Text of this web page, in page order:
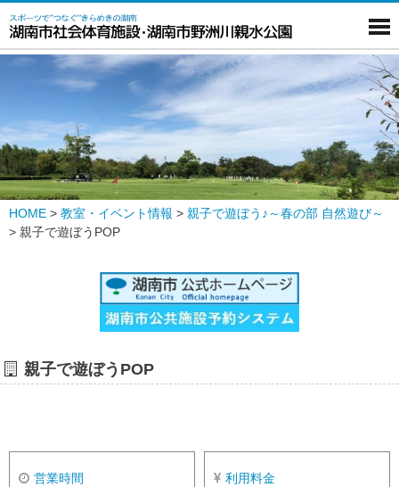
HOME > 教室・イベント情報 > 親子で遊ぼう♪～春の部 自然遊び～
> 親子で遊ぼうPOP
親子で遊ぼうPOP
営業時間 利用料金